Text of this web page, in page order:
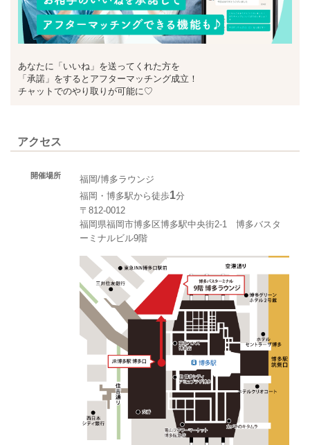
あなたに「いいね」を送ってくれた方を
「承諾」をするとアフターマッチング成立！
チャットでのやり取りが可能に♡
アクセス
開催場所
福岡/博多ラウンジ
福岡・博多駅から徒歩1分
〒812-0012
福岡県福岡市博多区博多駅中央街2-1 博多バスタ
ーミナルビル9階